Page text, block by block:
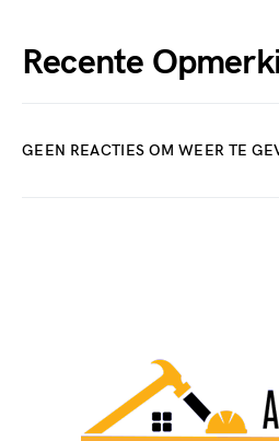
Recente
GEEN REACTIES OM WEER TE